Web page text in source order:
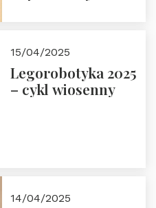
Trójmorza.
15/04/2025
Legorobotyka 2025
– cykl wiosenny
14/04/2025